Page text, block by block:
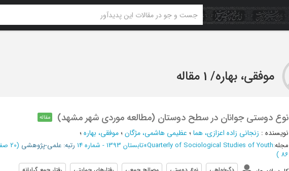
موفقی، بهاره/ 1 مقاله
نوع دوستی جوانان در سطح دوستان (مطالعه موردی شهر مشهد) مقاله
نویسنده : زنجانی زاده اعزازی، هما؛ عظیمی هاشمی، مژگان؛موفقی، بهاره؛
مجله:
Quarterly of Sociological Studies of Youth
»تابستان 1393 - شماره 14 رتبه: علمی-پژوهشی (‎20 صفحه -
86
)